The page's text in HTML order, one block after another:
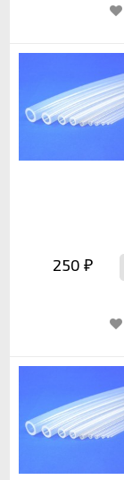
250 ₽